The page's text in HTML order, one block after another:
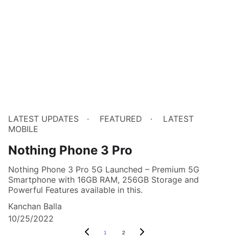
LATEST UPDATES FEATURED
LATEST
MOBILE
Nothing Phone 3 Pro
Nothing Phone 3 Pro 5G Launched – Premium 5G
Smartphone with 16GB RAM, 256GB Storage and
Powerful Features available in this.
Kanchan Balla
10/25/2022
1 2